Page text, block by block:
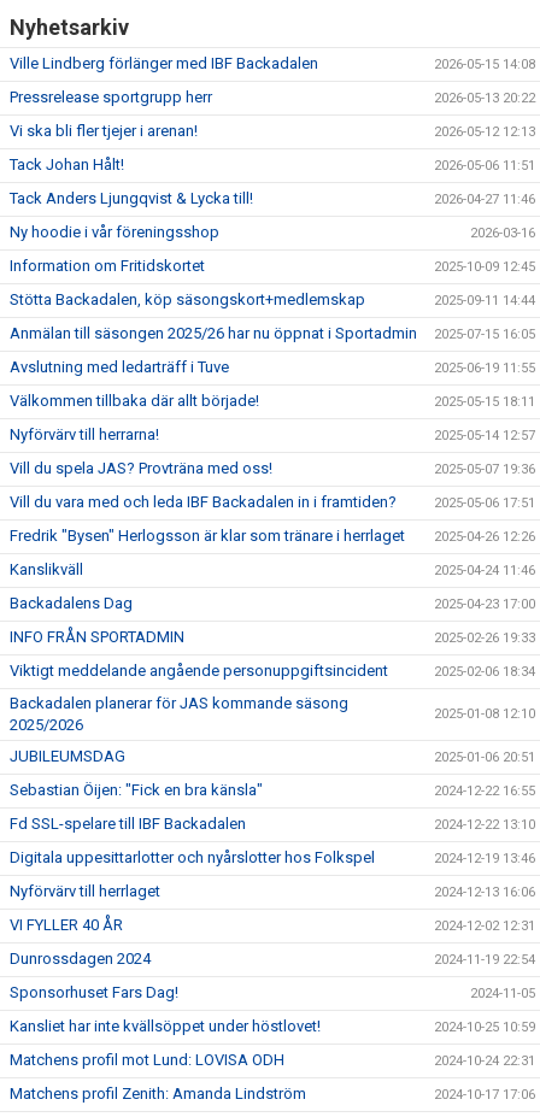
Nyhetsarkiv
Ville Lindberg förlänger med IBF Backadalen 2026-05-15 14:08
Pressrelease sportgrupp herr 2026-05-13 20:22
Vi ska bli fler tjejer i arenan! 2026-05-12 12:13
Tack Johan Hålt! 2026-05-06 11:51
Tack Anders Ljungqvist & Lycka till! 2026-04-27 11:46
Ny hoodie i vår föreningsshop 2026-03-16
Information om Fritidskortet 2025-10-09 12:45
Stötta Backadalen, köp säsongskort+medlemskap 2025-09-11 14:44
Anmälan till säsongen 2025/26 har nu öppnat i Sportadmin 2025-07-15 16:05
Avslutning med ledarträff i Tuve 2025-06-19 11:55
Välkommen tillbaka där allt började! 2025-05-15 18:11
Nyförvärv till herrarna! 2025-05-14 12:57
Vill du spela JAS? Provträna med oss! 2025-05-07 19:36
Vill du vara med och leda IBF Backadalen in i framtiden? 2025-05-06 17:51
Fredrik "Bysen" Herlogsson är klar som tränare i herrlaget 2025-04-26 12:26
Kanslikväll 2025-04-24 11:46
Backadalens Dag 2025-04-23 17:00
INFO FRÅN SPORTADMIN 2025-02-26 19:33
Viktigt meddelande angående personuppgiftsincident 2025-02-06 18:34
Backadalen planerar för JAS kommande säsong
2025/2026
2025-01-08 12:10
JUBILEUMSDAG 2025-01-06 20:51
Sebastian Öijen: "Fick en bra känsla" 2024-12-22 16:55
Fd SSL-spelare till IBF Backadalen 2024-12-22 13:10
Digitala uppesittarlotter och nyårslotter hos Folkspel 2024-12-19 13:46
Nyförvärv till herrlaget 2024-12-13 16:06
VI FYLLER 40 ÅR 2024-12-02 12:31
Dunrossdagen 2024 2024-11-19 22:54
Sponsorhuset Fars Dag! 2024-11-05
Kansliet har inte kvällsöppet under höstlovet! 2024-10-25 10:59
Matchens profil mot Lund: LOVISA ODH 2024-10-24 22:31
Matchens profil Zenith: Amanda Lindström 2024-10-17 17:06